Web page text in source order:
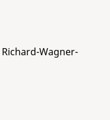
Wagner-